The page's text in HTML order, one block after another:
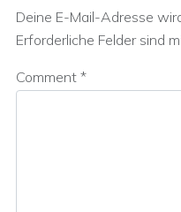
Deine E-Mail-Adresse
Erforderliche Felder sind
Comment *